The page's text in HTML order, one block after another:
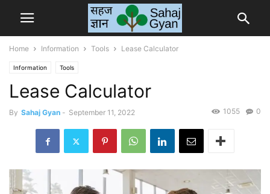
Home Information Tools Lease Calculator
Information Tools
Lease Calculator
By Sahaj Gyan - September 11, 2022 0
1055